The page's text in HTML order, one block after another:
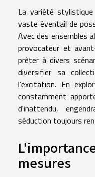
La variété
vaste éventail de
Avec des ensembles
provocateur et
prêter à divers
diversifier sa
l'excitation. En
constamment
d'inattendu,
séduction toujours
mesures